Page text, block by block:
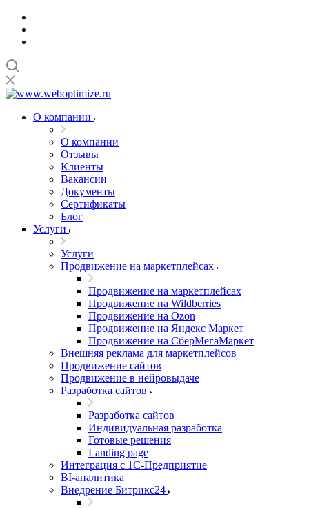
О компании
О компании
Отзывы
Клиенты
Вакансии
Документы
Сертификаты
Блог
Услуги
Услуги
Продвижение на маркетплейсах
Продвижение на маркетплейсах
Продвижение на Wildberries
Продвижение на Ozon
Продвижение на Яндекс Маркет
Продвижение на СберМегаМаркет
Внешняя реклама для маркетплейсов
Продвижение сайтов
Продвижение в нейровыдаче
Разработка сайтов
Разработка сайтов
Индивидуальная разработка
Готовые решения
Landing page
Интеграция с 1С-Предприятие
BI-аналитика
Внедрение Битрикс24